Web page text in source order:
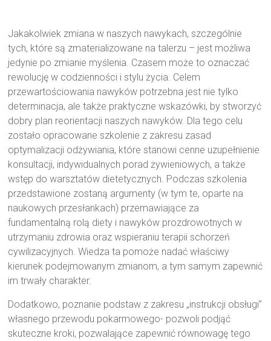
Jakakolwiek zmiana w naszych nawykach, szczególnie
tych, które są zmaterializowane na talerzu – jest możliwa
jedynie po zmianie myślenia. Czasem może to oznaczać
rewolucję w codzienności i stylu życia. Celem
przewartościowania nawyków potrzebna jest nie tylko
determinacja, ale także praktyczne wskazówki, by stworzyć
dobry plan reorientacji naszych nawyków. Dla tego celu
zostało opracowane szkolenie z zakresu zasad
optymalizacji odżywiania, które stanowi cenne uzupełnienie
konsultacji, indywidualnych porad żywieniowych, a także
wstęp do warsztatów dietetycznych. Podczas szkolenia
przedstawione zostaną argumenty (w tym te, oparte na
naukowych przesłankach) przemawiające za
fundamentalną rolą diety i nawyków prozdrowotnych w
utrzymaniu zdrowia oraz wspieraniu terapii schorzeń
cywilizacyjnych. Wiedza ta pomoże nadać właściwy
kierunek podejmowanym zmianom, a tym samym zapewnić
im trwały charakter.
Dodatkowo, poznanie podstaw z zakresu „instrukcji obsługi”
własnego przewodu pokarmowego- pozwoli podjąć
skuteczne kroki, pozwalające zapewnić równowagę tego